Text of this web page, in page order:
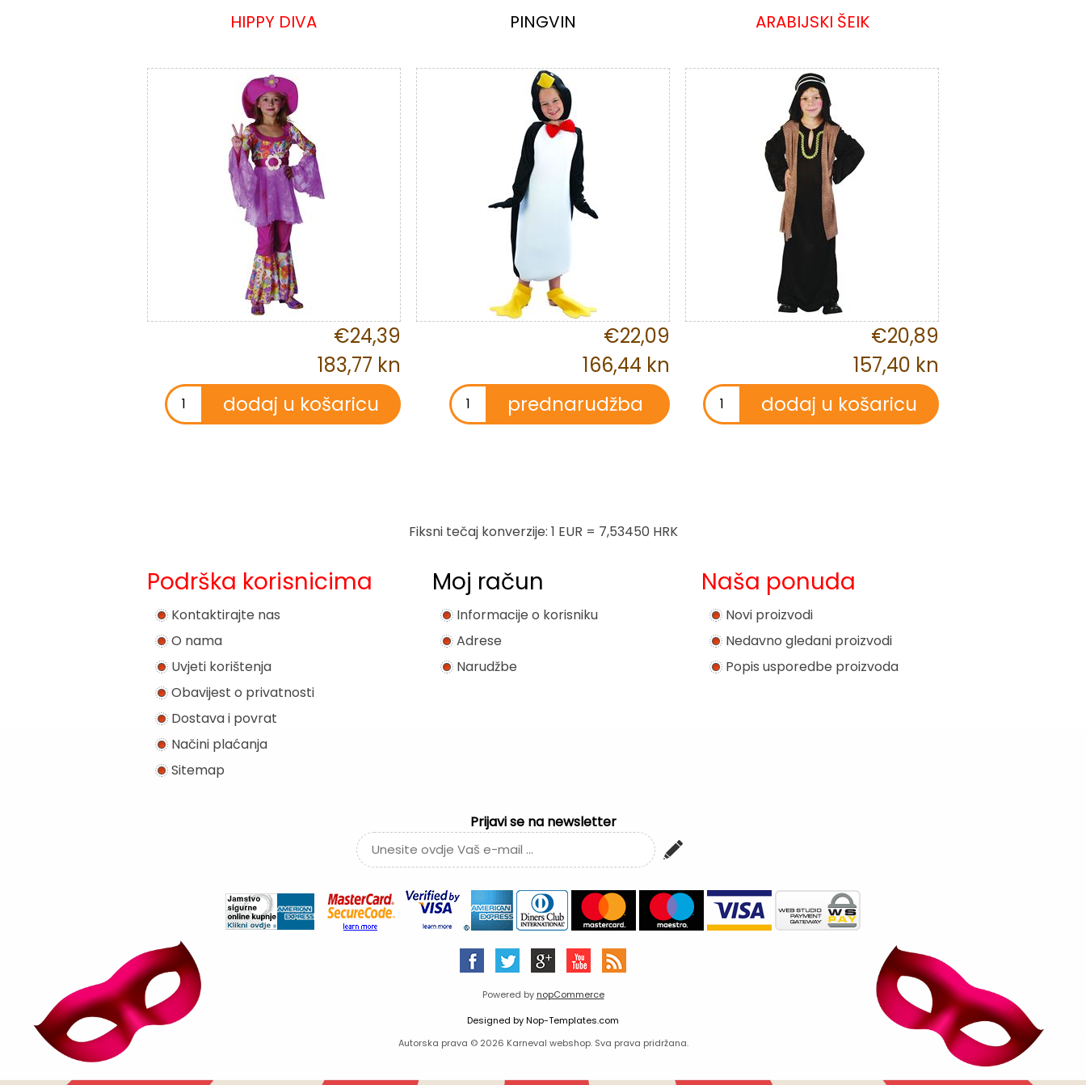
HIPPY DIVA
€24,39
183,77 kn
PINGVIN
€22,09
166,44 kn
ARABIJSKI ŠEIK
€20,89
157,40 kn
Fiksni tečaj konverzije: 1 EUR = 7,53450 HRK
Podrška korisnicima
Kontaktirajte nas
O nama
Uvjeti korištenja
Obavijest o privatnosti
Dostava i povrat
Načini plaćanja
Sitemap
Moj račun
Informacije o korisniku
Adrese
Narudžbe
Naša ponuda
Novi proizvodi
Nedavno gledani proizvodi
Popis usporedbe proizvoda
Prijavi se na newsletter
Powered by nopCommerce
Designed byNop-Templates.com
Autorska prava © 2026 Karneval webshop. Sva prava pridržana.